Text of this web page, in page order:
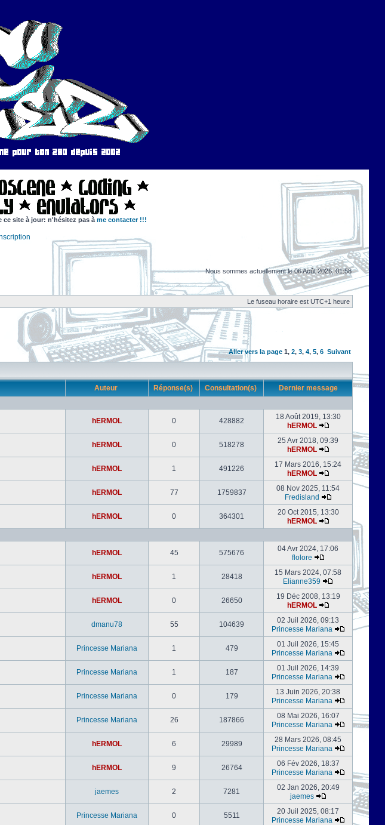
ce site à jour: n'hésitez pas à me contacter !!!
Nous sommes actuellement le 06 Août 2026, 01:58
Le fuseau horaire est UTC+1 heure
Aller vers la page 1, 2, 3, 4, 5, 6 Suivant
Auteur Réponse(s) Consultation(s) Dernier message
hERMOL 0 428882
18 Août 2019, 13:30
hERMOL
hERMOL 0 518278
25 Avr 2018, 09:39
hERMOL
hERMOL 1 491226
17 Mars 2016, 15:24
hERMOL
hERMOL 77 1759837
08 Nov 2025, 11:54
Fredisland
hERMOL 0 364301
20 Oct 2015, 13:30
hERMOL
hERMOL 45 575676
04 Avr 2024, 17:06
flolore
hERMOL 1 28418
15 Mars 2024, 07:58
Elianne359
hERMOL 0 26650
19 Déc 2008, 13:19
hERMOL
dmanu78 55 104639
02 Juil 2026, 09:13
Princesse Mariana
Princesse Mariana 1 479
01 Juil 2026, 15:45
Princesse Mariana
Princesse Mariana 1 187
01 Juil 2026, 14:39
Princesse Mariana
Princesse Mariana 0 179
13 Juin 2026, 20:38
Princesse Mariana
Princesse Mariana 26 187866
08 Mai 2026, 16:07
Princesse Mariana
hERMOL 6 29989
28 Mars 2026, 08:45
Princesse Mariana
hERMOL 9 26764
06 Fév 2026, 18:37
Princesse Mariana
jaemes 2 7281
02 Jan 2026, 20:49
jaemes
Princesse Mariana 0 5511
20 Juil 2025, 08:17
Princesse Mariana